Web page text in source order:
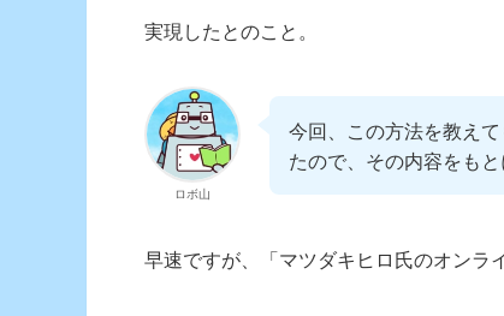
実現したとのこと。
ロボ山
今回、この方法を教え
たので、その内容をもと
早速ですが、「マツダキヒロ氏のオンラ